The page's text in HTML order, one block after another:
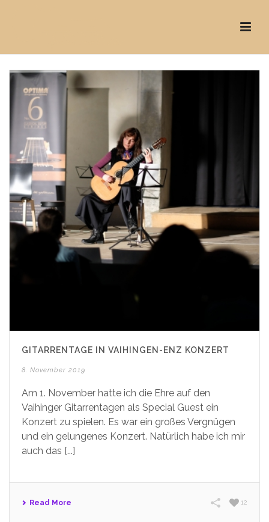
GITARRENTAGE IN VAIHINGEN-ENZ KONZERT
8. November 2019
Am 1. November hatte ich die Ehre auf den
Vaihinger Gitarrentagen als Special Guest ein
Konzert zu spielen. Es war ein großes Vergnügen
und ein gelungenes Konzert. Natürlich habe ich mir
auch das [...]
Read More 12